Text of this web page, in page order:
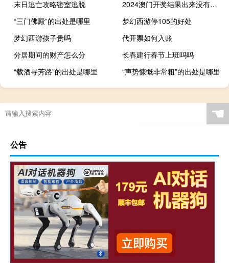
末日逃亡攻略密室逃脱
2024澳门开奖结果出来没有中奖吗_精选作答解释落实_V02.44.43
“三门佛殿”的出处是哪里
梦幻西游停105的好处
梦幻西游孩子贵吗
代开票如何入账
分居期间的财产怎么分
长春建行春节上班吗吗
“载酒寻芳路”的出处是哪里
“声势慷慨非常粗”的出处是哪里
☚
公告